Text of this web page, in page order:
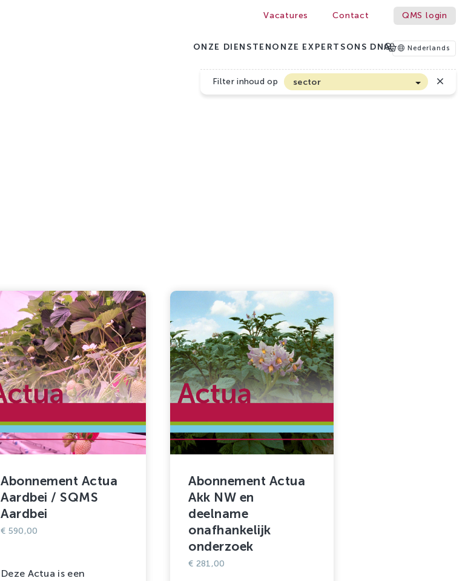
Vacatures Contact QMS login
ONZE DIENSTENONZE EXPERTSONS DNA Nederlands
Filter inhoud op
sector
Abonnement Actua
Aardbei / SQMS
Aardbei
€ 590,00
Deze Actua is een
Abonnement Actua
Akk NW en
deelname
onafhankelijk
onderzoek
€ 281,00